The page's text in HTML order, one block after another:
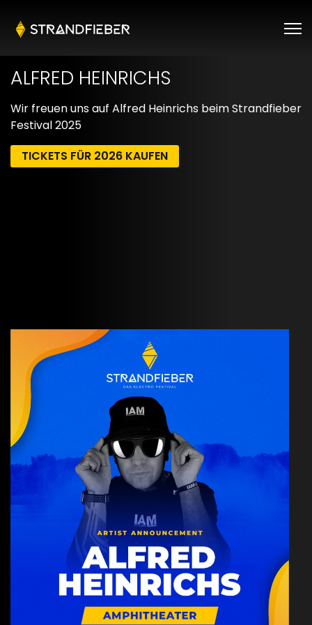
ALFRED HEINRICHS
Wir freuen uns auf Alfred Heinrichs beim Strandfieber
Festival 2025
TICKETS FÜR 2026 KAUFEN